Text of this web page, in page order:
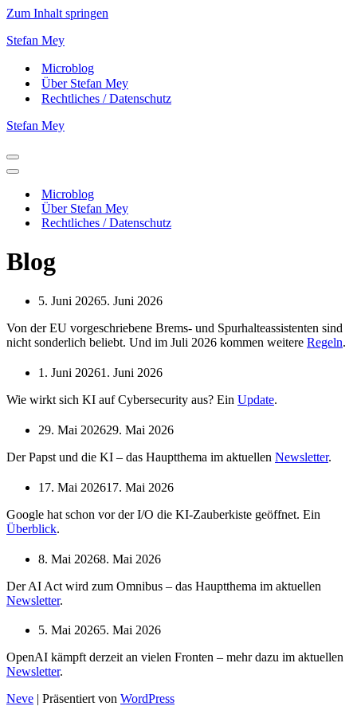
Zum Inhalt springen
Stefan Mey
Microblog
Über Stefan Mey
Rechtliches / Datenschutz
Stefan Mey
Navigationsmenü
Navigationsmenü
Microblog
Über Stefan Mey
Rechtliches / Datenschutz
Blog
5. Juni 20265. Juni 2026
Von der EU vorgeschriebene Brems- und Spurhalteassistenten sind
nicht sonderlich beliebt. Und im Juli 2026 kommen weitere Regeln.
1. Juni 20261. Juni 2026
Wie wirkt sich KI auf Cybersecurity aus? Ein Update.
29. Mai 202629. Mai 2026
Der Papst und die KI – das Hauptthema im aktuellen Newsletter.
17. Mai 202617. Mai 2026
Google hat schon vor der I/O die KI-Zauberkiste geöffnet. Ein
Überblick.
8. Mai 20268. Mai 2026
Der AI Act wird zum Omnibus – das Hauptthema im aktuellen
Newsletter.
5. Mai 20265. Mai 2026
OpenAI kämpft derzeit an vielen Fronten – mehr dazu im aktuellen
Newsletter.
Neve | Präsentiert von WordPress